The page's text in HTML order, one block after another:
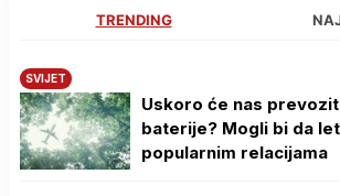
TRENDING
SVIJET
Uskoro će nas
baterije? Mogli bi da
popularnim relacijama